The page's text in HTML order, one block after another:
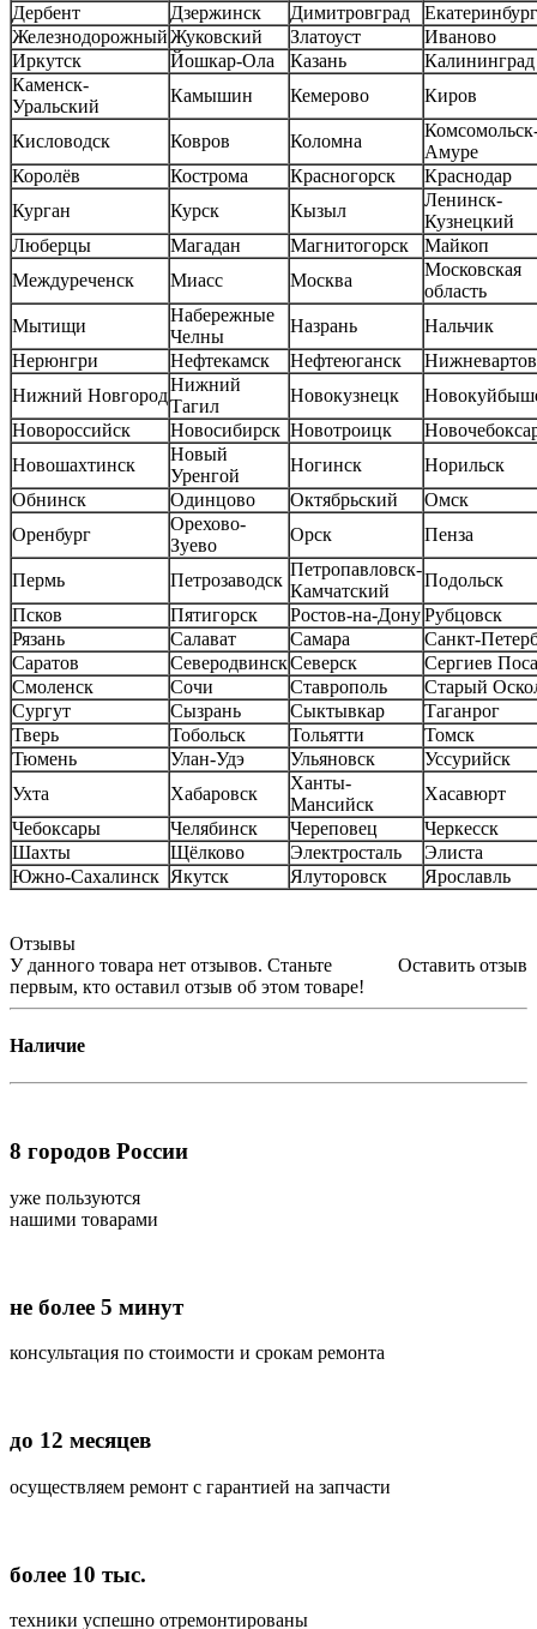
Дербент
Дзержинск Димитровград
Екатеринбург
ЖелезнодорожныйЖуковский Златоуст
Иваново
Иркутск
Йошкар-Ола Казань
Калининград
Каменск-
Уральский
Камышин Кемерово Киров
Кисловодск Ковров Коломна
Амуре
Королёв
Кострома Красногорск
Краснодар
Курган
Курск Кызыл
Ленинск-
Кузнецкий
Люберцы
Магадан Магнитогорск
Майкоп
Междуреченск
Миасс Москва
Московская
область
Мытищи
Набережные
Челны
Назрань
Нальчик
Нерюнгри
Нефтекамск Нефтеюганск
Нижний Новгород
Нижний
Тагил
Новокузнецк
Новороссийск
Новосибирск Новотроицк
Новошахтинск
Новый
Уренгой
Ногинск
Норильск
Обнинск
Одинцово Октябрьский
Омск
Оренбург
Орехово-
Зуево
Орск Пенза
Пермь Петрозаводск
Петропавловск-
Камчатский
Подольск
Псков
Пятигорск Ростов-на-ДонуРубцовск
Рязань
Салават Самара
Санкт-
Саратов
СеверодвинскСеверск
Сергиев
Смоленск
Сочи Ставрополь
Старый
Сургут
Сызрань Сыктывкар
Таганрог
Тверь
Тобольск Тольятти
Томск
Тюмень
Улан-Удэ Ульяновск
Уссурийск
Ухта
Хабаровск
Ханты-
Мансийск
Хасавюрт
Чебоксары
Челябинск Череповец
Черкесск
Шахты
Щёлково Электросталь
Элиста
Южно-Сахалинск Якутск Ялуторовск Ярославль
Отзывы
Оставить отзыв
У данного товара нет отзывов. Станьте
первым, кто оставил отзыв об этом товаре!
Наличие
8 городов России
уже пользуются
нашими товарами
не более 5 минут
консультация по стоимости и срокам ремонта
до 12 месяцев
осуществляем ремонт с гарантией на запчасти
более 10 тыс.
техники успешно отремонтированы